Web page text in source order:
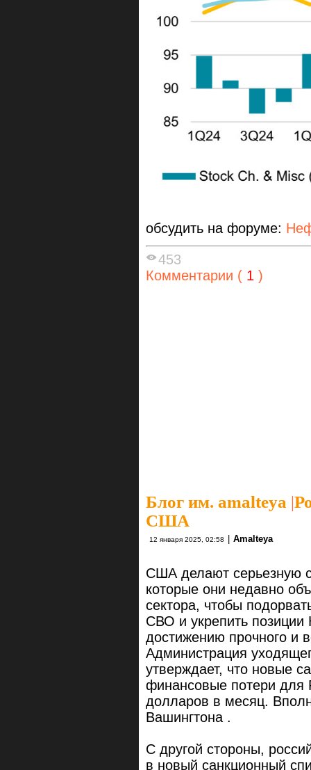
обсудить на форуме:
453
Комментарии ( 1 )
Блог им. amalteya |
США
12 января 2025, 02:58 | Amalteya
США делают серьезную
которые они недавно
сектора, чтобы
СВО и укрепить позиции
достижению прочного и
Администрация
утверждает, что новые
финансовые потери
долларов в месяц.
Вашингтона .
С другой стороны,
в новый санкционный